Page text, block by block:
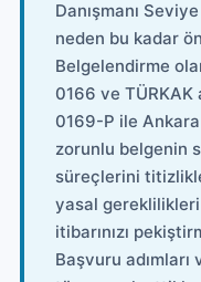
Danışmanı
neden bu kadar
Belgelendirme
0166 ve TÜRKAK
0169-P ile
zorunlu belgenin
süreçlerini
yasal
itibarınızı
Başvuru adımları